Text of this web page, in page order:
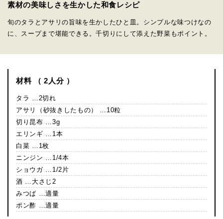
素材の美味しさを生かした和食レシピ
旬のタラとアサリの旨味を生かしたひと皿。シンプルな味つけなの
に、スープまで堪能できる。千切りにして添えた野菜もポイント。
材料 （ 2人分 ）
タラ …2切れ
アサリ（砂抜きしたもの） …10粒
切り昆布 …3g
エリンギ …1本
白菜 …1枚
ニンジン …1/4本
ショウガ …1/2片
酒 …大さじ2
みつば …適量
ポン酢 …適量